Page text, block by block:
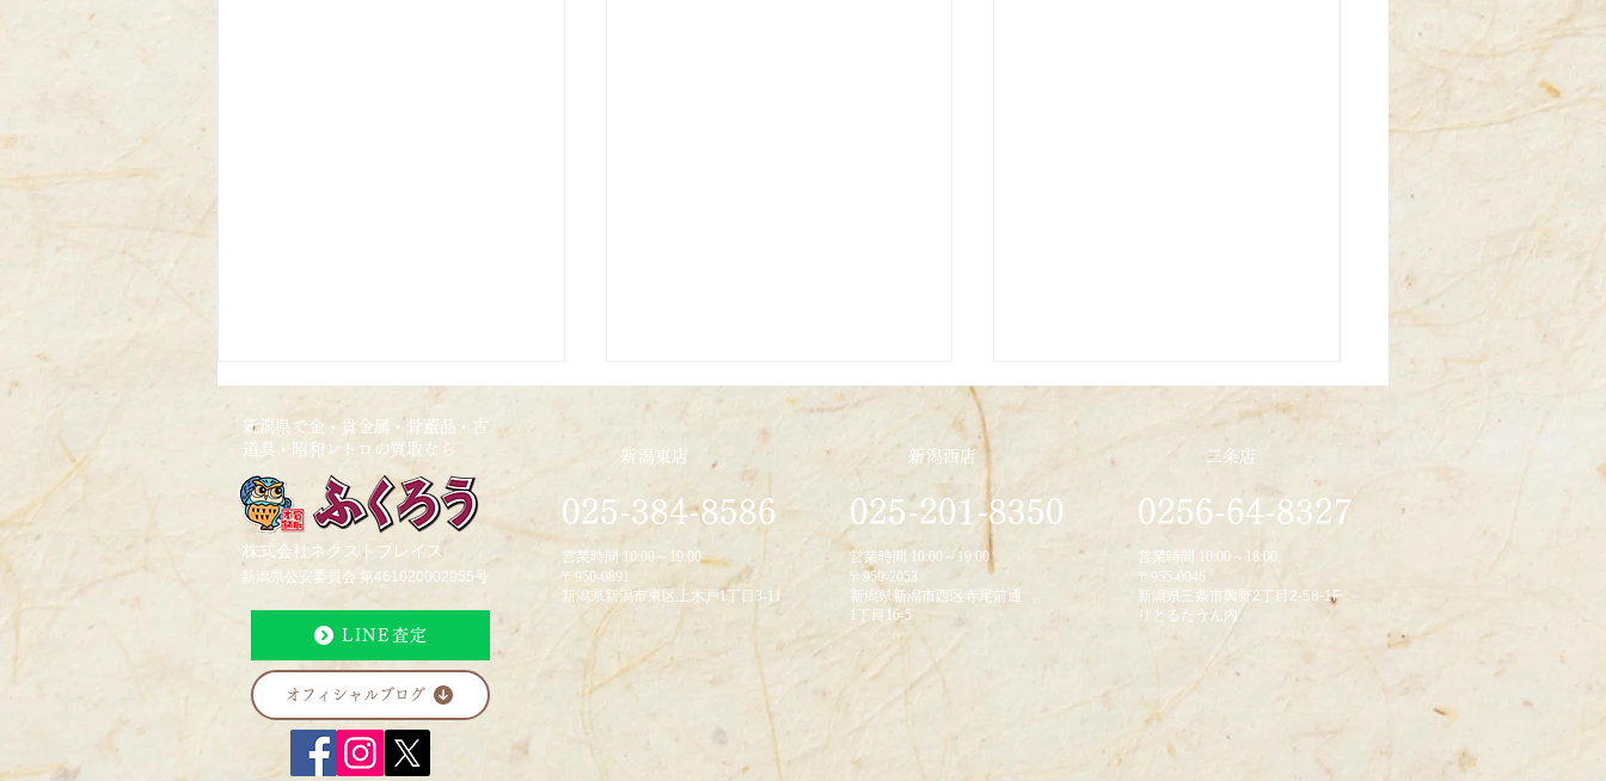
2026/4/24 2026/1/23 2025/10/22
新潟県で金・貴金属・骨董品・古
道具・昭和レトロの買取なら
株式会社ネクストプレイス
新潟県公安委員会 第461020002955号
LINE査定
新潟東店
025-384-8586
営業時間 10:00～19:00
〒950-0891
新潟県新潟市東区上木戸1丁目3-11
新潟西店
025-201-8350
営業時間 10:00～19:00
〒950-2053
新潟県新潟市西区寺尾前通
1丁目16-5
三条店
0256-64-8327
営業時間 10:00～18:00
〒955-0046
新潟県三条市興野2丁目2-58-1F
りとるたうん内
オフィシャルブログ